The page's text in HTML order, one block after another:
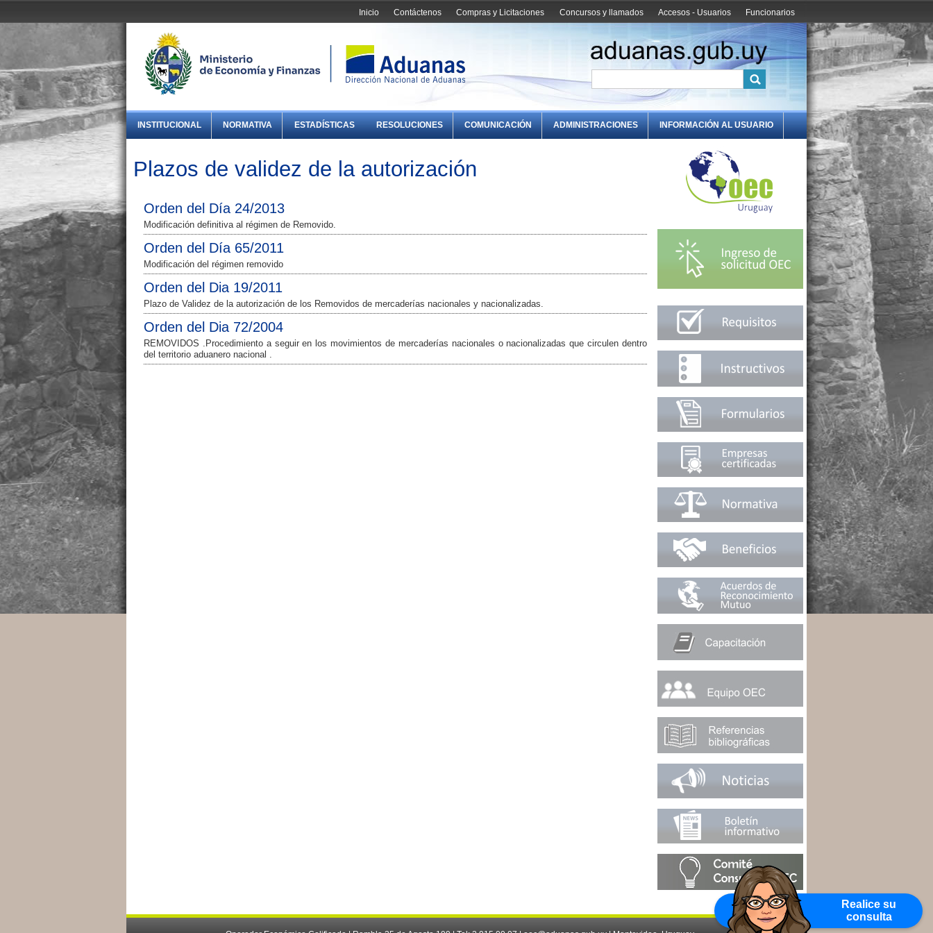
Funcionarios
Accesos - Usuarios
Concursos y llamados
Compras y Licitaciones
Contáctenos
Inicio
Realice su
consulta
INSTITUCIONAL NORMATIVA ESTADÍSTICAS RESOLUCIONES COMUNICACIÓN ADMINISTRACIONES INFORMACIÓN AL USUARIO
Plazos de validez de la autorización
Orden del Día 24/2013
Modificación definitiva al régimen de Removido.
Orden del Día 65/2011
Modificación del régimen removido
Orden del Dia 19/2011
Plazo de Validez de la autorización de los Removidos de mercaderías nacionales y nacionalizadas.
Orden del Dia 72/2004
REMOVIDOS .Procedimiento a seguir en los movimientos de mercaderías nacionales o nacionalizadas que circulen dentro
del territorio aduanero nacional .